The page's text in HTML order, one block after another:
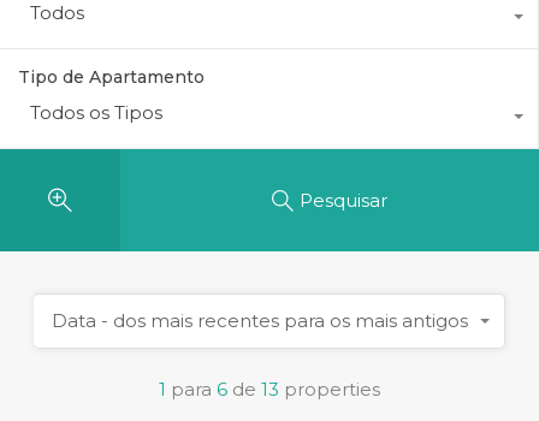
Todos
Tipo de Apartamento
Todos os Tipos
Pesquisar
1 para 6 de 13 properties
Data - dos mais recentes para os mais antigos